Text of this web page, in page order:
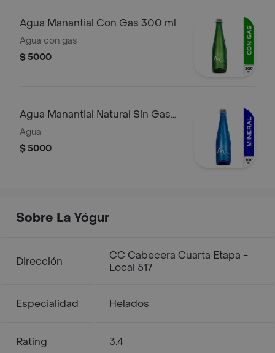
Agua Manantial Con Gas 300 ml
Agua con gas
$ 5000
Agua Manantial Natural Sin Gas
300 ml
Agua
$ 5000
Sobre La Yógur
Dirección
CC Cabecera Cuarta Etapa -
Local 517
Especialidad Helados
Rating 3.4